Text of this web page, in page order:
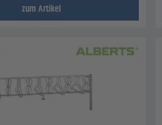
zum Artikel